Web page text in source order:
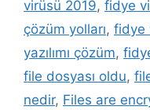
virüsü 2019, fidye
çözüm yolları, fidye
yazılımı çözüm,
file dosyası oldu,
nedir, Files are